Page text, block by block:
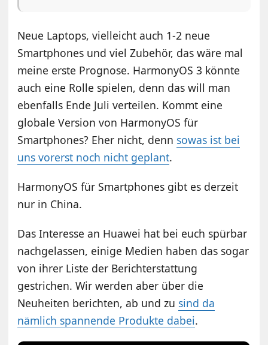
Neue Laptops, vielleicht auch 1-2 neue
Smartphones und viel Zubehör, das wäre mal
meine erste Prognose. HarmonyOS 3 könnte
auch eine Rolle spielen, denn das will man
ebenfalls Ende Juli verteilen. Kommt eine
globale Version von HarmonyOS für
Smartphones? Eher nicht, denn sowas ist bei
uns vorerst noch nicht geplant.
HarmonyOS für Smartphones gibt es derzeit
nur in China.
Das Interesse an Huawei hat bei euch spürbar
nachgelassen, einige Medien haben das sogar
von ihrer Liste der Berichterstattung
gestrichen. Wir werden aber über die
Neuheiten berichten, ab und zu sind da
nämlich spannende Produkte dabei.